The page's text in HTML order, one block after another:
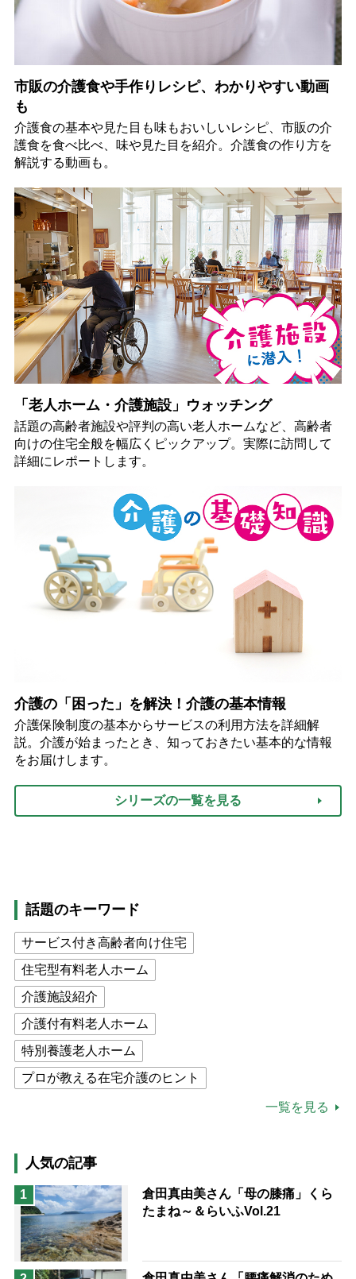
市販の介護食や手作りレシピ、わかりやすい動画
も
介護食の基本や見た目も味もおいしいレシピ、市販の介
護食を食べ比べ、味や見た目を紹介。介護食の作り方を
解説する動画も。
「老人ホーム・介護施設」ウォッチング
話題の高齢者施設や評判の高い老人ホームなど、高齢者
向けの住宅全般を幅広くピックアップ。実際に訪問して
詳細にレポートします。
介護の「困った」を解決！介護の基本情報
介護保険制度の基本からサービスの利用方法を詳細解
説。介護が始まったとき、知っておきたい基本的な情報
をお届けします。
シリーズの一覧を見る
話題のキーワード
サービス付き高齢者向け住宅
住宅型有料老人ホーム
介護施設紹介
介護付有料老人ホーム
特別養護老人ホーム
プロが教える在宅介護のヒント
猫が母になつきません
息子の遠距離介護サバイバル術
兄がボケました
便利なサービス
予防法
一覧を見る
人気の記事
1
倉田真由美さん「母の膝痛」くら
たまね～＆らいふVol.21